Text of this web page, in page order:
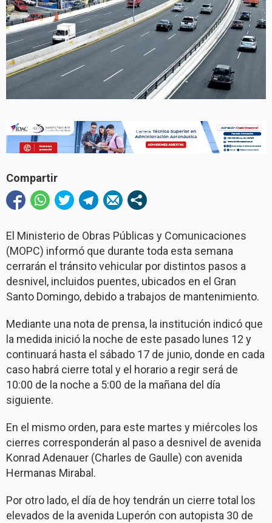
Compartir
El Ministerio de Obras Públicas y Comunicaciones
(MOPC) informó que durante toda esta semana
cerrarán el tránsito vehicular por distintos pasos a
desnivel, incluidos puentes, ubicados en el Gran
Santo Domingo, debido a trabajos de mantenimiento.
Mediante una nota de prensa, la institución indicó que
la medida inició la noche de este pasado lunes 12 y
continuará hasta el sábado 17 de junio, donde en cada
caso habrá cierre total y el horario a regir será de
10:00 de la noche a 5:00 de la mañana del día
siguiente.
En el mismo orden, para este martes y miércoles los
cierres corresponderán al paso a desnivel de avenida
Konrad Adenauer (Charles de Gaulle) con avenida
Hermanas Mirabal.
Por otro lado, el día de hoy tendrán un cierre total los
elevados de la avenida Luperón con autopista 30 de